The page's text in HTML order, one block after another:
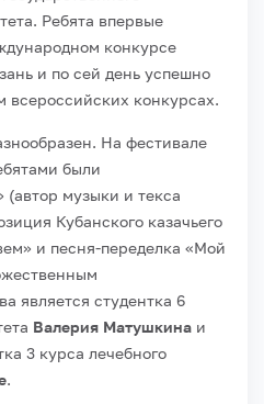
Ребята впервые
конкурсе
и по сей день успешно
всероссийских конкурсах.
На фестивале
были
(автор музыки и текса
Кубанского казачьего
и песня-переделка «Мой
является студентка 6
Валерия Матушкина и
3 курса лечебного
.